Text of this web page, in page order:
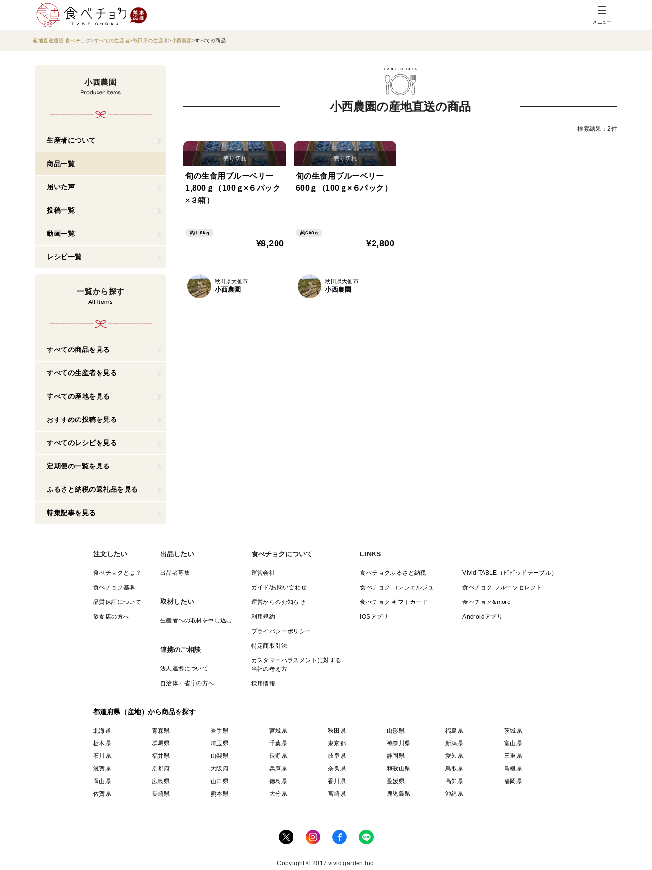
メニュー
産地直送通販 食べチョク すべての生産者 秋田県の生産者 小西農園 すべての商品
小西農園
生産者について
商品一覧
届いた声
投稿一覧
動画一覧
レシピ一覧
一覧から探す
すべての商品を見る
すべての生産者を見る
すべての産地を見る
おすすめの投稿を見る
すべてのレシピを見る
定期便の一覧を見る
ふるさと納税の返礼品を見る
特集記事を見る
小西農園の産地直送の商品
検索結果：2件
旬の生食用ブルーベリー
1,800ｇ（100ｇ×６パック
×３箱）
約1.8kg
¥8,200
秋田県大仙市
小西農園
旬の生食用ブルーベリー
600ｇ（100ｇ×６パック）
約600g
¥2,800
秋田県大仙市
小西農園
注文したい
食べチョクとは？
食べチョク基準
品質保証について
飲食店の方へ
出品したい
出品者募集
取材したい
生産者への取材を申し込む
連携のご相談
法人連携について
自治体・省庁の方へ
食べチョクについて
運営会社
ガイド/お問い合わせ
運営からのお知らせ
利用規約
プライバシーポリシー
特定商取引法
カスタマーハラスメントに対する
当社の考え方
採用情報
LINKS
食べチョクふるさと納税 Vivid TABLE（ビビッドテーブル）
食べチョク コンシェルジュ 食べチョク フルーツセレクト
食べチョク ギフトカード 食べチョク&more
iOSアプリ Androidアプリ
都道府県（産地）から商品を探す
北海道 青森県 岩手県 宮城県 秋田県 山形県 福島県
茨城県
栃木県
群馬県 埼玉県 千葉県 東京都 神奈川県 新潟県
富山県
石川県
福井県 山梨県 長野県 岐阜県 静岡県 愛知県
三重県
滋賀県
京都府 大阪府 兵庫県 奈良県 和歌山県 鳥取県
島根県
岡山県
広島県 山口県 徳島県 香川県 愛媛県 高知県
福岡県
佐賀県
長崎県 熊本県 大分県 宮崎県 鹿児島県 沖縄県
Copyright © 2017 vivid garden Inc.